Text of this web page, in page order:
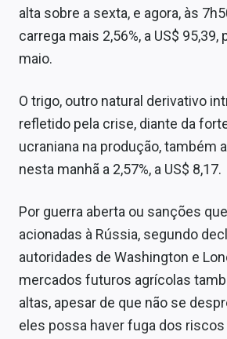
Expediente
Contato
alta sobre a sexta, e agora, às
carrega mais 2,56%, a US$ 95,39,
maio.
O trigo, outro natural derivativo
refletido pela crise, diante da
ucraniana na produção, também
nesta manhã a 2,57%, a US$ 8,17.
Por guerra aberta ou sanções
acionadas à Rússia, segundo
autoridades de Washington e
mercados futuros agrícolas
altas, apesar de que não se
eles possa haver fuga dos